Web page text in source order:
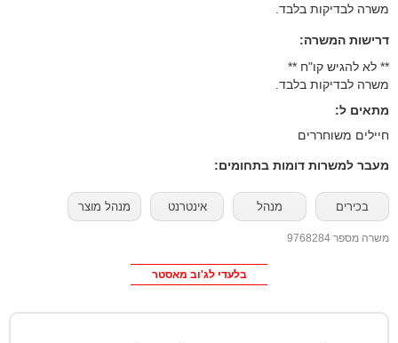
משרה לבדיקות בלבד.
דרישות המשרה:
** לא להגיש קו"ח **
משרה לבדיקות בלבד.
מתאים ל:
חיילים משוחררים
מעבר למשרות דומות בתחומים:
בכירים מנהל אינטרנט מנהל מוצר
משרה מספר 9768284
בלעדי לג'וב מאסטר